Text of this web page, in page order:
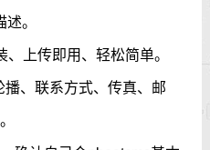
。
上传即用、轻松简单。
、联系方式、传真、邮